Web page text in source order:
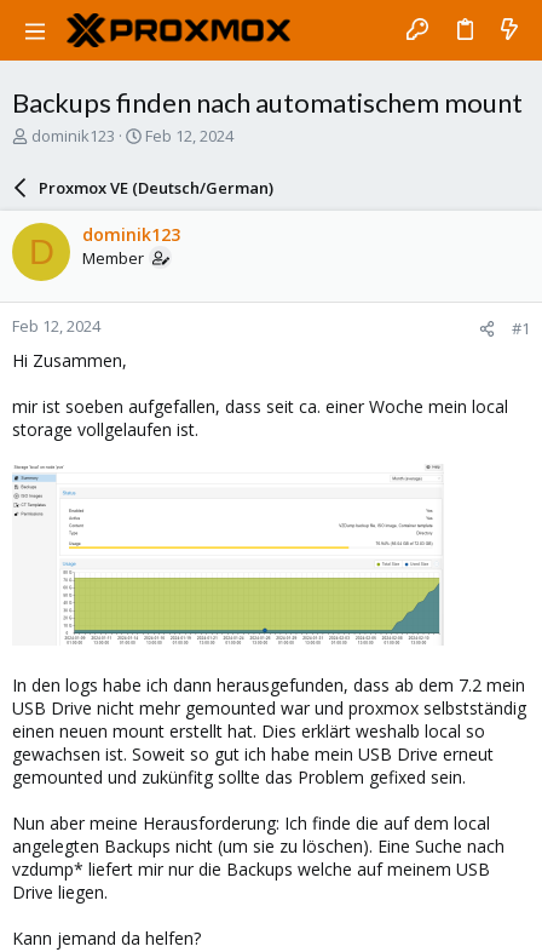
Backups finden nach automatischem mount
T
a
d
s
t
a
r
t
e
dominik123
S
a
r
d
a
e
Feb 12, 2024
Proxmox VE (Deutsch/German)
D dominik123
Member
Feb 12, 2024 #1
Hi Zusammen,
mir ist soeben aufgefallen, dass seit ca. einer Woche mein local
storage vollgelaufen ist.
In den logs habe ich dann herausgefunden, dass ab dem 7.2 mein
USB Drive nicht mehr gemounted war und proxmox selbstständig
einen neuen mount erstellt hat. Dies erklärt weshalb local so
gewachsen ist. Soweit so gut ich habe mein USB Drive erneut
gemounted und zukünfitg sollte das Problem gefixed sein.
Nun aber meine Herausforderung: Ich finde die auf dem local
angelegten Backups nicht (um sie zu löschen). Eine Suche nach
vzdump* liefert mir nur die Backups welche auf meinem USB
Drive liegen.
Kann jemand da helfen?